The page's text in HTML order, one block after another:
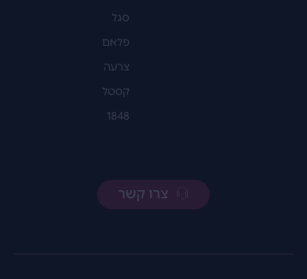
סגל
פלאם
צרעה
קסטל
1848
צרו קשר